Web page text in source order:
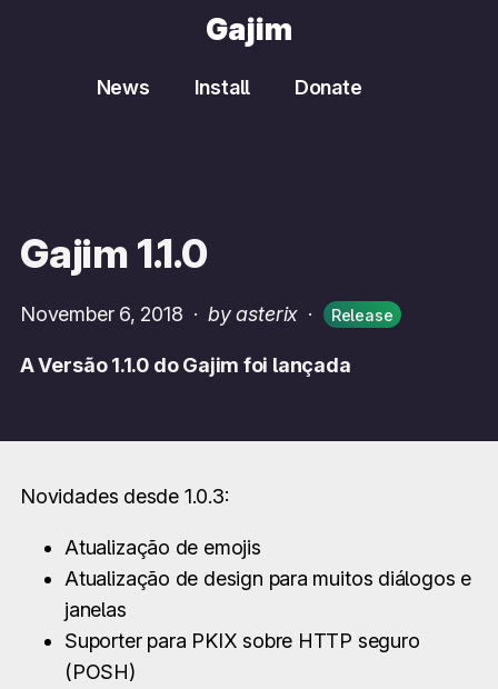
Gajim
News Install Donate
Gajim 1.1.0
November 6, 2018 ·by asterix · Release
A Versão 1.1.0 do Gajim foi lançada
Novidades desde 1.0.3:
Atualização de emojis
Atualização de design para muitos diálogos e
janelas
Suporter para PKIX sobre HTTP seguro
(POSH)